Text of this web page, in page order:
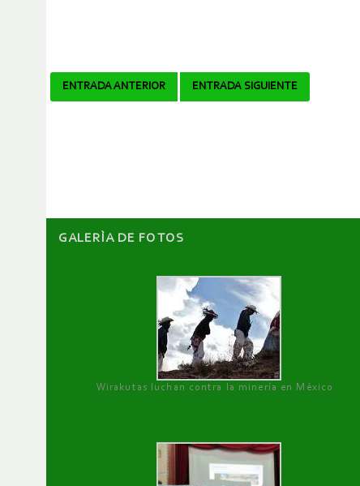
Navegador
ENTRADA ANTERIOR ENTRADA SIGUIENTE
GALERÌA DE FOTOS
Wirakutas luchan contra la minería en México